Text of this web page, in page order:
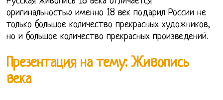
оригинальностью именно 18 век подарил России не
только большое количество прекрасных художников,
но и большое количество прекрасных произведений.
Презентация на тему: Живопись
века